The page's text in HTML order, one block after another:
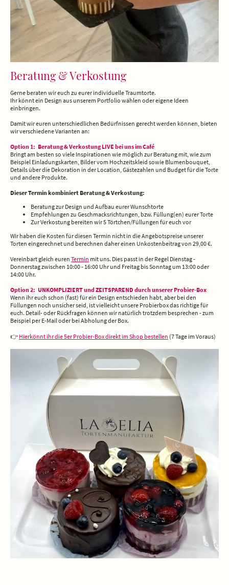
Beratung & Verkostung
Gerne beraten wir euch zu eurer individuelle Traumtorte.
Ihr könnt ein Design aus unserem Portfolio wählen oder eigene Ideen
einbringen.
Damit wir euren unterschiedlichen Bedürfnissen gerecht werden können, bieten
wir verschiedene Varianten an:
Option 1: Beratung & Verkostung LIVE bei uns im Café
Bringt am besten so viele Inspirationen wie möglich zur Beratung mit, wie zum
Beispiel Einladungskarten, Bilder vom Hochzeitskleid sowie Blumenbouquet,
Details über die Dekoration in der Location, Gästezahlen und Budget für die Torte
und andere Produkte.
Dieser Termin kombiniert Beratung & Verkostung:
Beratung zur Design und Aufbau eurer Wunschtorte
Empfehlungen zu Geschmacksrichtungen, bzw. Füllung(en) eurer Torte
Zur Verkostung bereiten wir 5 Törtchen/Füllungen für euch vor
Wir haben die Kosten für diesen Termin nicht in die Angebotspreise unserer
Torten eingerechnet und berechnen daher einen Unkostenbeitrag von 29,00 €.
Vereinbart gleich euren Termin mit uns. Dies passt in der Regel Dienstag -
Donnerstag zwischen 10:00 - 16:00 Uhr und Freitag bis Sonntag um 13:00 oder
14:00 Uhr.
Option 2: UNKOMPLIZIERT und ZEITSPAREND durch unserer Probier-Box
Wenn ihr euch schon (fast) für ein Design entschieden habt, aber bei den
Füllungen noch unsicher seid, ist vielleicht unsere Probierbox das richtige für
euch. Detail- oder Rückfragen können wir natürlich trotzdem besprechen - zum
Beispiel per E-Mail oder bei Abholung der Box.
👉 Hierkönnt ihr die 5er Probier-Box direkt im Shop bestellen (7 Tage im Voraus)